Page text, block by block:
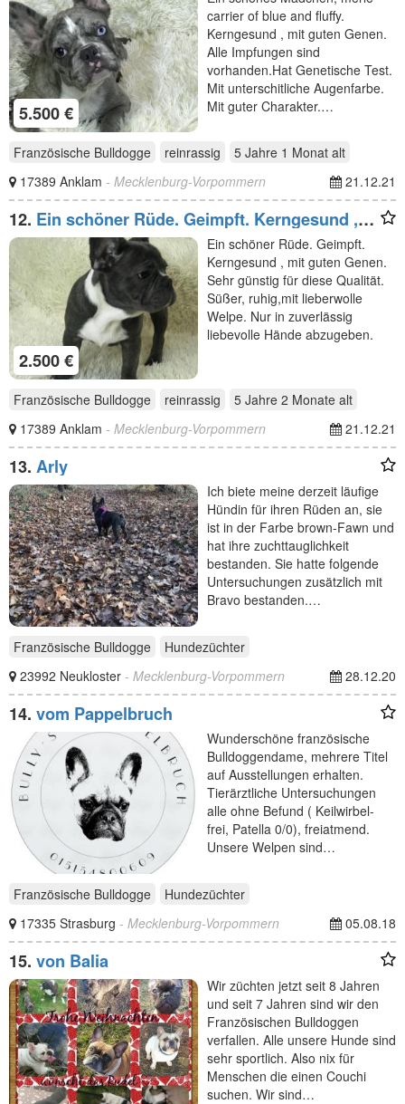
5.500 €
carrier of blue and fluffy.
Kerngesund , mit guten Genen.
Alle Impfungen sind
vorhanden.Hat Genetische Test.
Mit unterschitliche Augenfarbe.
Mit guter Charakter.…
Französische Bulldogge reinrassig 5 Jahre 1 Monat alt
17389 Anklam - Mecklenburg-Vorpommern 21.12.21
12. Ein schöner Rüde. Geimpft. Kerngesund ,
mit guten Genen
2.500 €
Ein schöner Rüde. Geimpft.
Kerngesund , mit guten Genen.
Sehr günstig für diese Qualität.
Süßer, ruhig,mit lieberwolle
Welpe. Nur in zuverlässig
liebevolle Hände abzugeben.
Französische Bulldogge reinrassig 5 Jahre 2 Monate alt
17389 Anklam - Mecklenburg-Vorpommern 21.12.21
13. Arly
Ich biete meine derzeit läufige
Hündin für ihren Rüden an, sie
ist in der Farbe brown-Fawn und
hat ihre zuchttauglichkeit
bestanden. Sie hatte folgende
Untersuchungen zusätzlich mit
Bravo bestanden.…
Französische Bulldogge
Hundezüchter
23992 Neukloster - Mecklenburg-Vorpommern 28.12.20
14. vom Pappelbruch
Wunderschöne französische
Bulldoggendame, mehrere Titel
auf Ausstellungen erhalten.
Tierärztliche Untersuchungen
alle ohne Befund ( Keilwirbel-
frei, Patella 0/0), freiatmend.
Unsere Welpen sind…
Französische Bulldogge
Hundezüchter
17335 Strasburg - Mecklenburg-Vorpommern 05.08.18
15. von Balia
Wir züchten jetzt seit 8 Jahren
und seit 7 Jahren sind wir den
Französischen Bulldoggen
verfallen. Alle unsere Hunde sind
sehr sportlich. Also nix für
Menschen die einen Couchi
suchen. Wir sind…